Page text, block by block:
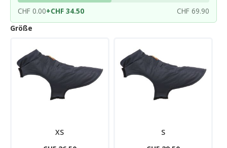
CHF 0.00+CHF 34.50
CHF 69.90
Größe
XS
S